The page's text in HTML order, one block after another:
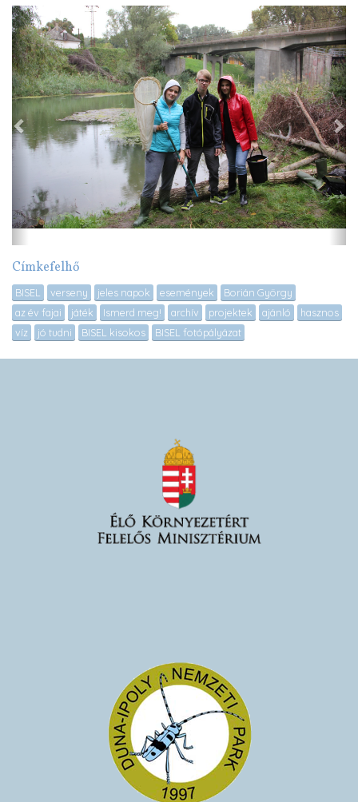
Previous
Címkefelhő
BISEL verseny jeles napok események
Borián György
az év fajai
játék Ismerd meg! archív projektek ajánló
hasznos
víz
jó tudni BISEL kisokos BISEL fotópályázat